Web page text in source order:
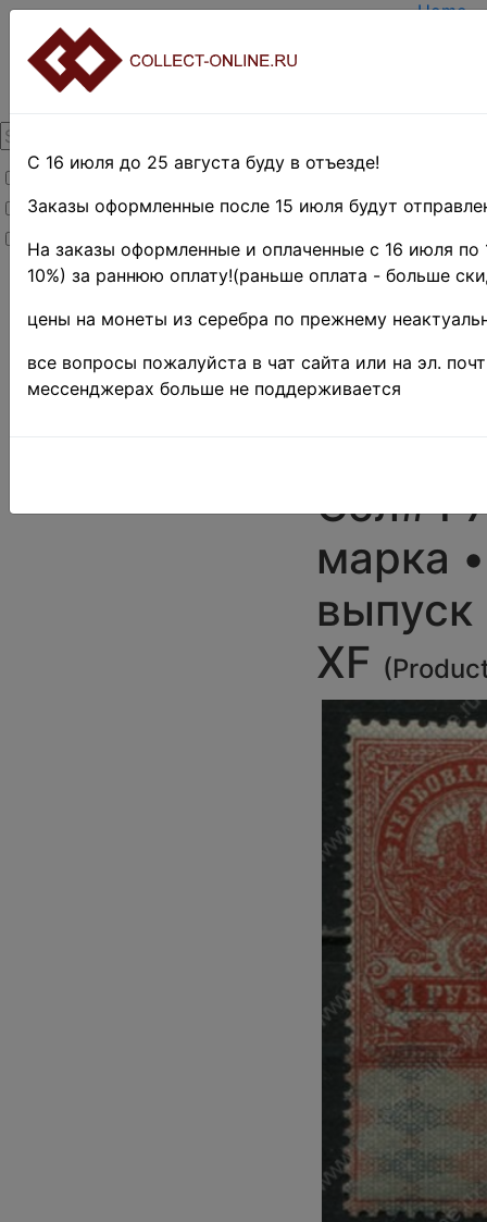
Товары со скидкой
Товары в наличии
Новинки
Home
TERMS
Home» Stamps»
EMPIRE UNTIL
1917.
Фискальные
выпуски(Гербовые
Сол#
марка
выпуск
XF (
С 16 июля до 25 августа буду в отъезде!
Заказы оформленные после 15 июля будут
На заказы оформленные и оплаченные с 16 июля по
10%) за раннюю оплату!(раньше оплата - больше
цены на монеты из серебра по прежнему
все вопросы пожалуйста в чат сайта или на эл.
мессенджерах больше не поддерживается